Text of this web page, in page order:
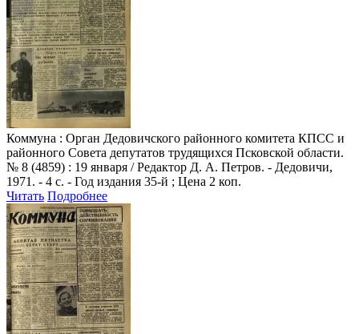
Коммуна : Орган Дедовичского районного комитета КПСС и
районного Совета депутатов трудящихся Псковской области.
№ 8 (4859) : 19 января / Редактор Д. А. Петров. - Дедовичи,
1971. - 4 с. - Год издания 35-й ; Цена 2 коп.
Читать Подробнее